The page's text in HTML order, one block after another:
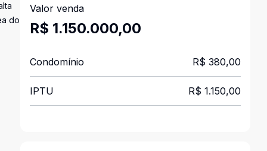
do
Valor venda
R$ 1.150.000,00
Condomínio R$ 380,00
IPTU R$ 1.150,00